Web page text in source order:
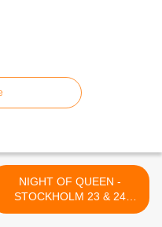
NIGHT OF QUEEN -
STOCKHOLM 23 & 24
AVRIL 2010 >